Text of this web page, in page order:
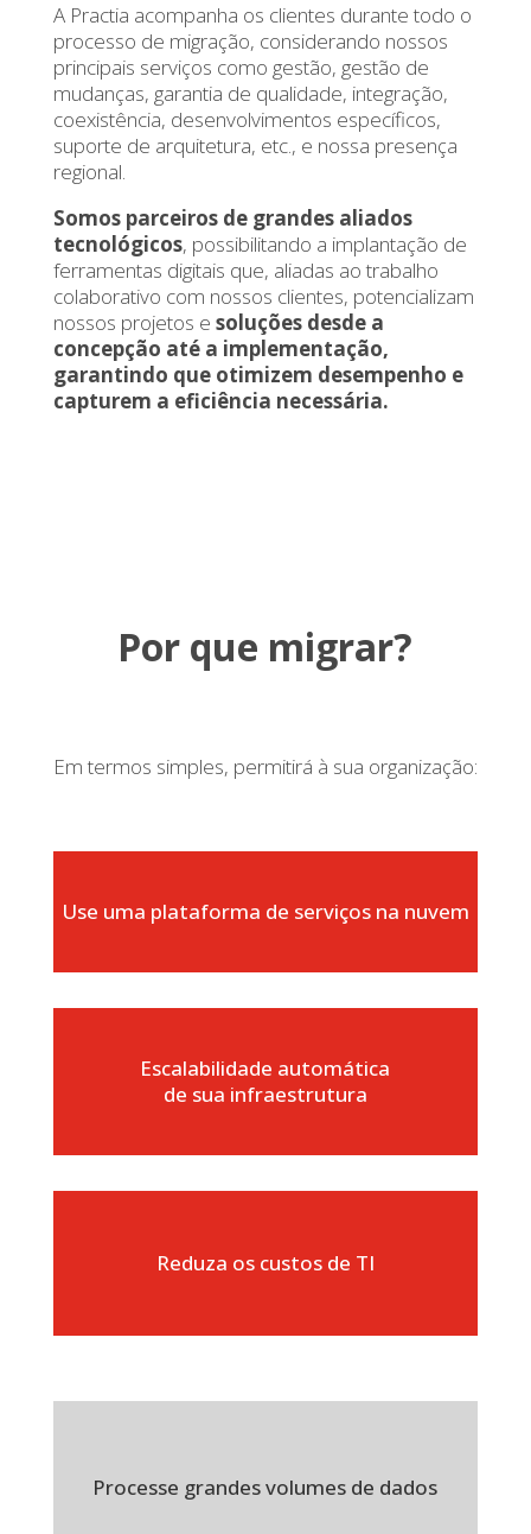
A Practia acompanha os clientes durante todo o
processo de migração, considerando nossos
principais serviços como gestão, gestão de
mudanças, garantia de qualidade, integração,
coexistência, desenvolvimentos específicos,
suporte de arquitetura, etc., e nossa presença
regional.
Somos parceiros de grandes aliados
tecnológicos, possibilitando a implantação de
ferramentas digitais que, aliadas ao trabalho
colaborativo com nossos clientes, potencializam
nossos projetos e soluções desde a
concepção até a implementação,
garantindo que otimizem desempenho e
capturem a eficiência necessária.
Por que migrar?
Em termos simples, permitirá à sua organização:
Use uma plataforma de serviços na nuvem
Escalabilidade automática
de sua infraestrutura
Reduza os custos de TI
Processe grandes volumes de dados